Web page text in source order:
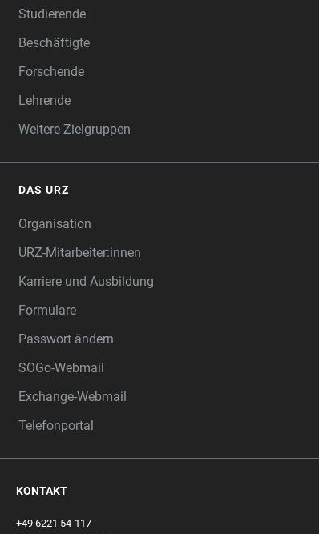
Studierende
Beschäftigte
Forschende
Lehrende
Weitere Zielgruppen
DAS URZ
Organisation
URZ-Mitarbeiter:innen
Karriere und Ausbildung
Formulare
Passwort ändern
SOGo-Webmail
Exchange-Webmail
Telefonportal
KONTAKT
+49 6221 54-117